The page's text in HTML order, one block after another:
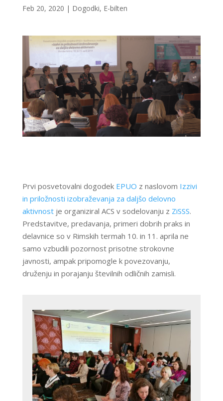
Feb 20, 2020 | Dogodki, E-bilten
Prvi posvetovalni dogodek EPUO z naslovom Izzivi
in priložnosti izobraževanja za daljšo delovno
aktivnostje organiziral ACS v sodelovanju z ZiSSS.
Predstavitve, predavanja, primeri dobrih praks in
delavnice so v Rimskih termah 10. in 11. aprila ne
samo vzbudili pozornost prisotne strokovne
javnosti, ampak pripomogle k povezovanju,
druženju in porajanju številnih odličnih zamisli.